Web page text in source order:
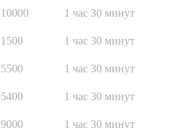
10000
1 час 30 минут
1500
1 час 30 минут
5500
1 час 30 минут
5400
1 час 30 минут
9000
1 час 30 минут